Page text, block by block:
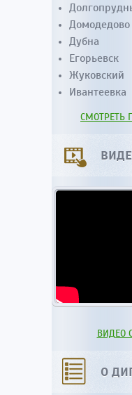
Домодедово
Дубна
Егорьевск
Жуковский
Ивантеевка
СМОТРЕТЬ
ВИДЕО
О